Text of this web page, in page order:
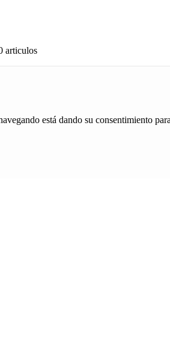
articulos
está dando su consentimiento